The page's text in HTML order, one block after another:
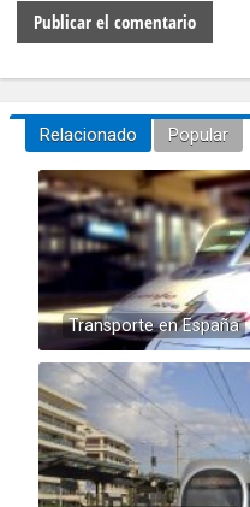
Relacionado Popular
Transporte en España